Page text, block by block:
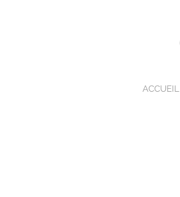
ACCUEIL